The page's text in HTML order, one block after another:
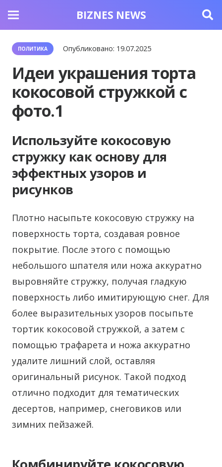
BIZNES NEWS
ПОЛИТИКА Опубликовано: 19.07.2025
Идеи украшения торта
кокосовой стружкой с
фото.1
Используйте кокосовую
стружку как основу для
эффектных узоров и
рисунков
Плотно насыпьте кокосовую стружку на
поверхность торта, создавая ровное
покрытие. После этого с помощью
небольшого шпателя или ножа аккуратно
выровняйте стружку, получая гладкую
поверхность либо имитирующую снег. Для
более выразительных узоров посыпьте
тортик кокосовой стружкой, а затем с
помощью трафарета и ножа аккуратно
удалите лишний слой, оставляя
оригинальный рисунок. Такой подход
отлично подходит для тематических
десертов, например, снеговиков или
зимних пейзажей.